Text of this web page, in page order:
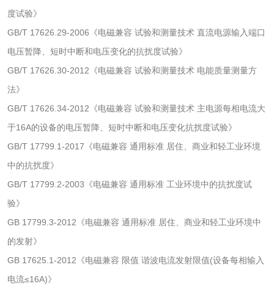
度试验》
GB/T 17626.29-2006《电磁兼容 试验和测量技术 直流电源输入端口
电压暂降、短时中断和电压变化的抗扰度试验》
GB/T 17626.30-2012《电磁兼容 试验和测量技术 电能质量测量方
法》
GB/T 17626.34-2012《电磁兼容 试验和测量技术 主电源每相电流大
于16A的设备的电压暂降、短时中断和电压变化抗扰度试验》
GB/T 17799.1-2017《电磁兼容 通用标准 居住、商业和轻工业环境
中的抗扰度》
GB/T 17799.2-2003《电磁兼容 通用标准 工业环境中的抗扰度试
验》
GB 17799.3-2012《电磁兼容 通用标准 居住、商业和轻工业环境中
的发射》
GB 17625.1-2012《电磁兼容 限值 谐波电流发射限值(设备每相输入
电流≤16A)》
纺织品检测 纺织品禁限用物质